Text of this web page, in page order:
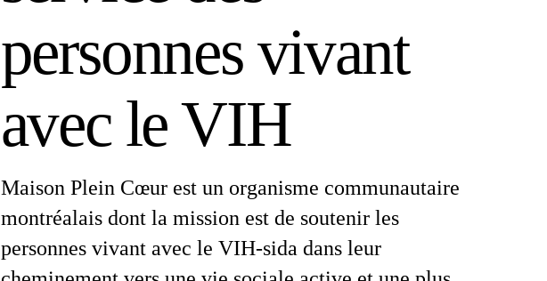
personnes vivant
avec le VIH
Maison Plein Cœur est un organisme communautaire
montréalais dont la mission est de soutenir les
personnes vivant avec le VIH-sida dans leur